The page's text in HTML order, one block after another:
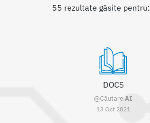
55 rezultate găsite pentru:
DOCS
@CăutareAI
13 Oct 2021